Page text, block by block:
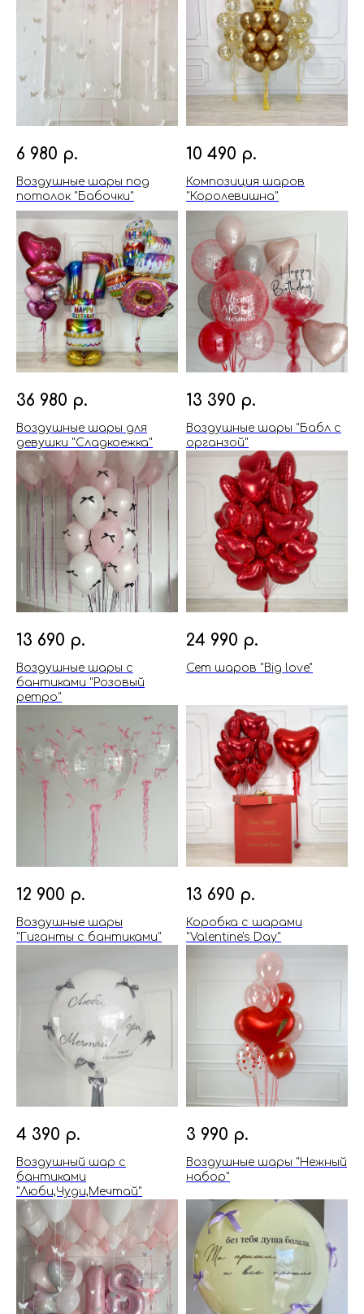
6 980 р.
Воздушные шары под
потолок "Бабочки"
10 490 р.
Композиция шаров
"Королевишна"
36 980 р.
Воздушные шары для
девушки "Сладкоежка"
13 390 р.
Воздушные шары "Бабл с
органзой"
13 690 р.
Воздушные шары с
бантиками "Розовый
ретро"
24 990 р.
Сет шаров "Big love"
12 900 р.
Воздушные шары
"Гиганты с бантиками"
13 690 р.
Коробка с шарами
"Valentine's Day"
4 390 р.
Воздушный шар с
бантиками
"Люби,Чуди,Мечтай"
3 990 р.
Воздушные шары "Нежный
набор"